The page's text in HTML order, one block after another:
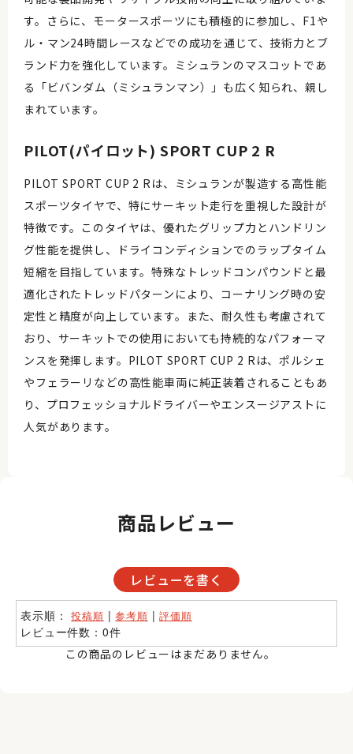
す。さらに、モータースポーツにも積極的に参加し、F1や
ル・マン24時間レースなどでの成功を通じて、技術力とブ
ランド力を強化しています。ミシュランのマスコットであ
る「ビバンダム（ミシュランマン）」も広く知られ、親し
まれています。
PILOT(パイロット) SPORT CUP 2 R
PILOT SPORT CUP 2 Rは、ミシュランが製造する高性能
スポーツタイヤで、特にサーキット走行を重視した設計が
特徴です。このタイヤは、優れたグリップ力とハンドリン
グ性能を提供し、ドライコンディションでのラップタイム
短縮を目指しています。特殊なトレッドコンパウンドと最
適化されたトレッドパターンにより、コーナリング時の安
定性と精度が向上しています。また、耐久性も考慮されて
おり、サーキットでの使用においても持続的なパフォーマ
ンスを発揮します。PILOT SPORT CUP 2 Rは、ポルシェ
やフェラーリなどの高性能車両に純正装着されることもあ
り、プロフェッショナルドライバーやエンスージアストに
人気があります。
商品レビュー
レビューを書く
表示順：投稿順 |参考順 |評価順
レビュー件数：0件
この商品のレビューはまだありません。